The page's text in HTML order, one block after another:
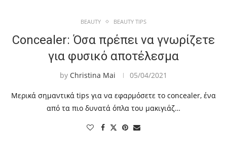
BEAUTY BEAUTY TIPS
Concealer: Όσα πρέπει να γνωρίζετε
για φυσικό αποτέλεσμα
by Christina Mai 05/04/2021
Μερικά σημαντικά tips για να εφαρμόσετε το concealer, ένα
από τα πιο δυνατά όπλα του μακιγιάζ…